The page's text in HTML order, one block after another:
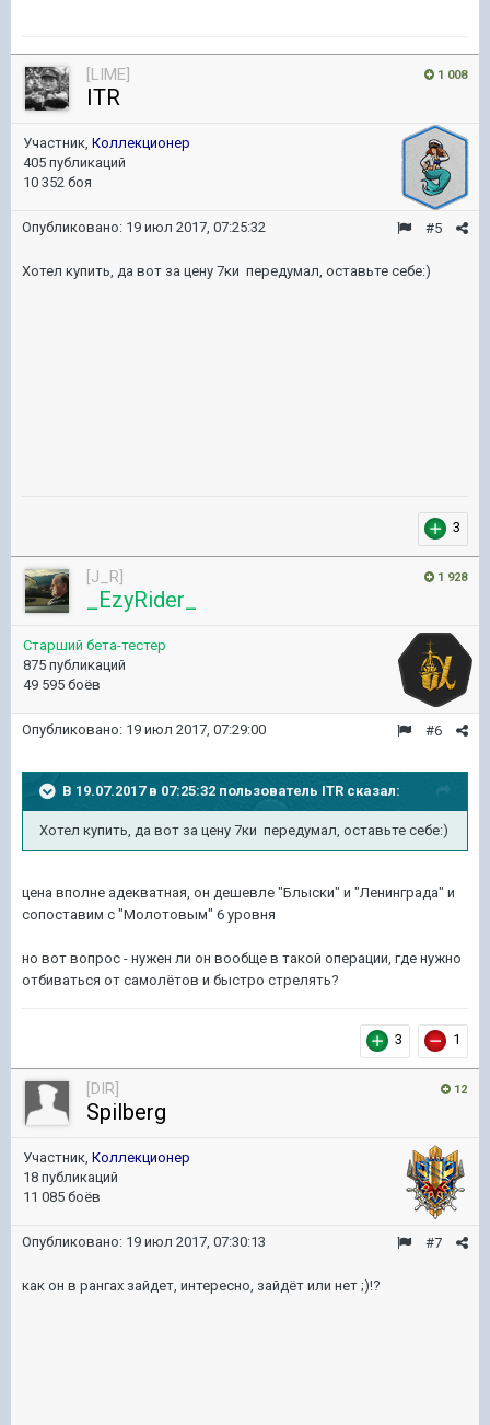
1 008
[LIME]
ITR
Участник, Коллекционер
405 публикаций
10 352 боя
#5
Опубликовано: 19 июл 2017, 07:25:32
Хотел купить, да вот за цену 7ки передумал, оставьте себе:)
3
1 928
[J_R]
_EzyRider_
Старший бета-тестер
875 публикаций
49 595 боёв
#6
Опубликовано: 19 июл 2017, 07:29:00
В 19.07.2017 в 07:25:32 пользователь ITR сказал:
Хотел купить, да вот за цену 7ки передумал, оставьте себе:)
цена вполне адекватная, он дешевле "Блыски" и "Ленинграда" и
сопоставим с "Молотовым" 6 уровня
но вот вопрос - нужен ли он вообще в такой операции, где нужно
отбиваться от самолётов и быстро стрелять?
3 1
12
[DIR]
Spilberg
Участник, Коллекционер
18 публикаций
11 085 боёв
#7
Опубликовано: 19 июл 2017, 07:30:13
как он в рангах зайдет, интересно, зайдёт или нет ;)!?